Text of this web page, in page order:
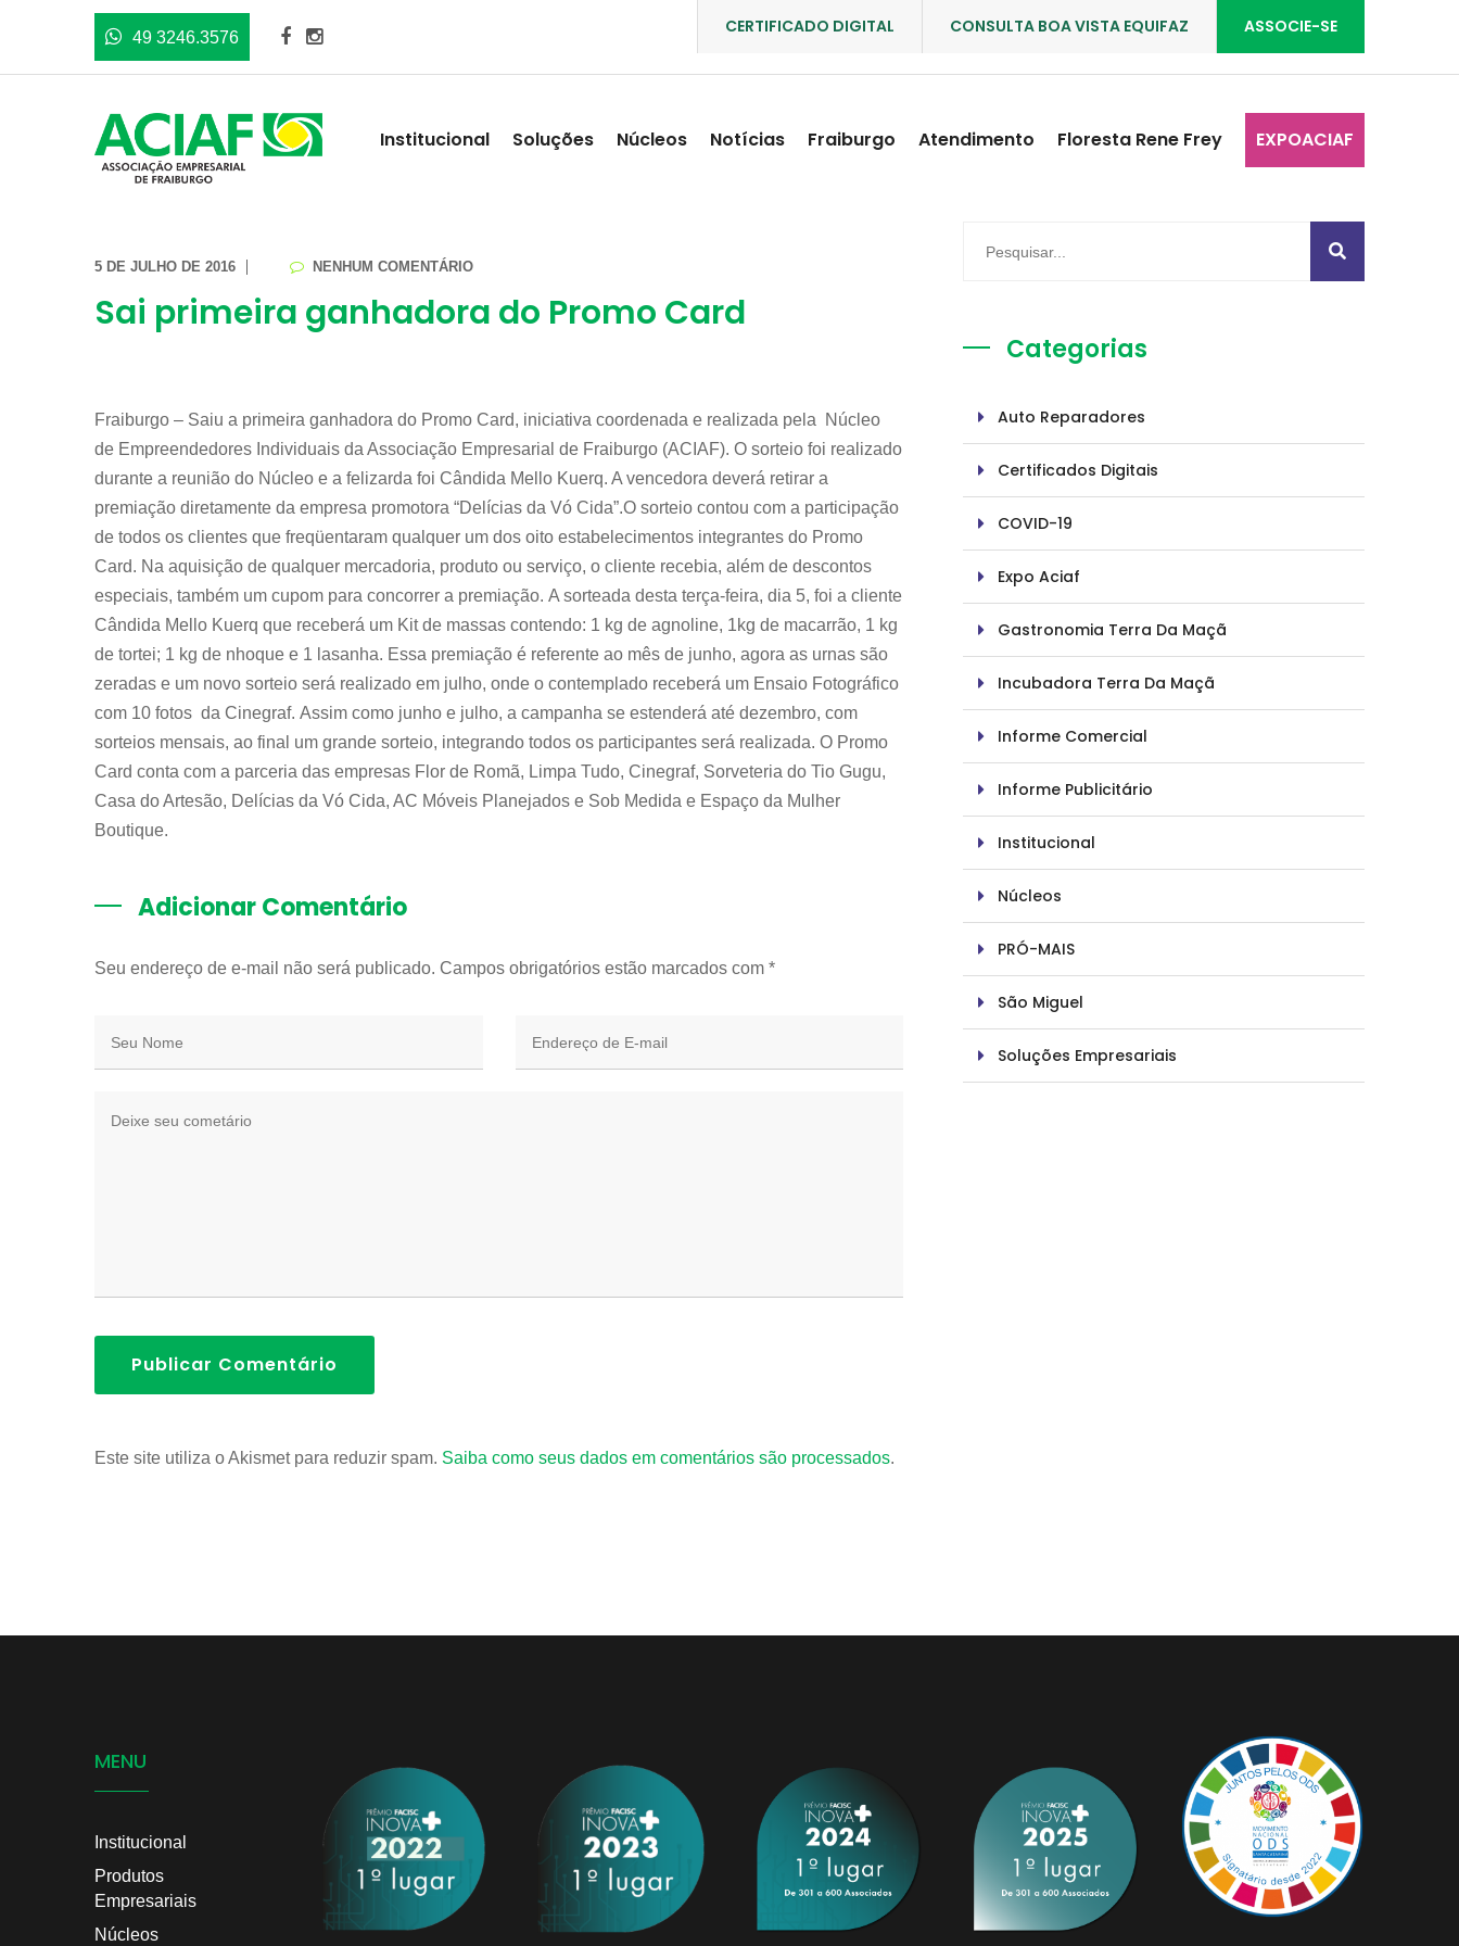
49 3246.3576
ASSOCIE-SE
CONSULTA BOA VISTA EQUIFAZ
CERTIFICADO DIGITAL
Institucional Soluções Núcleos Notícias Fraiburgo Atendimento Floresta Rene Frey EXPOACIAF
5 DE JULHO DE 2016 NENHUM COMENTÁRIO
Sai primeira ganhadora do Promo Card
Fraiburgo – Saiu a primeira ganhadora do Promo Card, iniciativa coordenada e realizada pela Núcleo
de Empreendedores Individuais da Associação Empresarial de Fraiburgo (ACIAF). O sorteio foi realizado
durante a reunião do Núcleo e a felizarda foi Cândida Mello Kuerq. A vencedora deverá retirar a
premiação diretamente da empresa promotora “Delícias da Vó Cida”.O sorteio contou com a participação
de todos os clientes que freqüentaram qualquer um dos oito estabelecimentos integrantes do Promo
Card. Na aquisição de qualquer mercadoria, produto ou serviço, o cliente recebia, além de descontos
especiais, também um cupom para concorrer a premiação. A sorteada desta terça-feira, dia 5, foi a cliente
Cândida Mello Kuerq que receberá um Kit de massas contendo: 1 kg de agnoline, 1kg de macarrão, 1 kg
de tortei; 1 kg de nhoque e 1 lasanha. Essa premiação é referente ao mês de junho, agora as urnas são
zeradas e um novo sorteio será realizado em julho, onde o contemplado receberá um Ensaio Fotográfico
com 10 fotos da Cinegraf. Assim como junho e julho, a campanha se estenderá até dezembro, com
sorteios mensais, ao final um grande sorteio, integrando todos os participantes será realizada. O Promo
Card conta com a parceria das empresas Flor de Romã, Limpa Tudo, Cinegraf, Sorveteria do Tio Gugu,
Casa do Artesão, Delícias da Vó Cida, AC Móveis Planejados e Sob Medida e Espaço da Mulher
Boutique.
Adicionar Comentário
Seu endereço de e-mail não será publicado. Campos obrigatórios estão marcados com *
Publicar Comentário
Este site utiliza o Akismet para reduzir spam. Saiba como seus dados em comentários são processados.
Categorias
Auto Reparadores
Certificados Digitais
COVID-19
Expo Aciaf
Gastronomia Terra Da Maçã
Incubadora Terra Da Maçã
Informe Comercial
Informe Publicitário
Institucional
Núcleos
PRÓ-MAIS
São Miguel
Soluções Empresariais
MENU
Institucional
Produtos
Empresariais
Núcleos